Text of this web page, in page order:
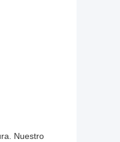
Nuestro